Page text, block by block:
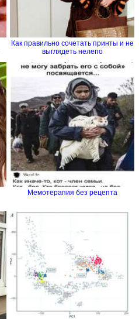
Как правильно сочетать принты и не
выглядеть нелепо
Мемотерапия без рецепта